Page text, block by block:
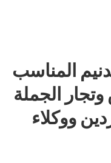
المناسب
الجملة
ووكلاء